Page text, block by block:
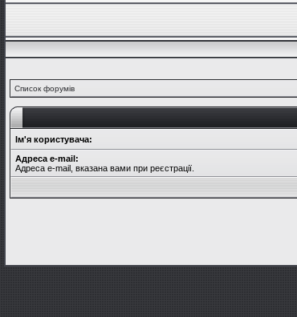
Список форумів
Ім'я користувача:
Адреса e-mail:
Адреса e-mail, вказана вами при реєстрації.